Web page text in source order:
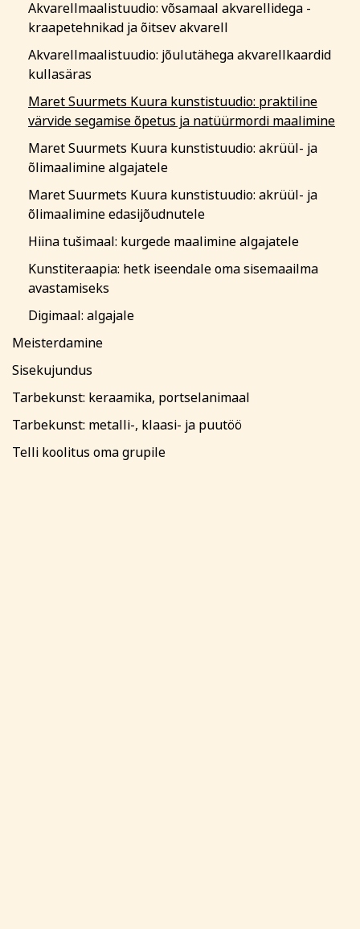
Akvarellmaalistuudio: võsamaal akvarellidega -
kraapetehnikad ja õitsev akvarell
Akvarellmaalistuudio: jõulutähega akvarellkaardid
kullasäras
Maret Suurmets Kuura kunstistuudio: praktiline
värvide segamise õpetus ja natüürmordi maalimine
Maret Suurmets Kuura kunstistuudio: akrüül- ja
õlimaalimine algajatele
Maret Suurmets Kuura kunstistuudio: akrüül- ja
õlimaalimine edasijõudnutele
Hiina tušimaal: kurgede maalimine algajatele
Kunstiteraapia: hetk iseendale oma sisemaailma
avastamiseks
Digimaal: algajale
Meisterdamine
Sisekujundus
Tarbekunst: keraamika, portselanimaal
Tarbekunst: metalli-, klaasi- ja puutöö
Telli koolitus oma grupile